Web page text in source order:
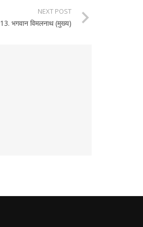
NEXT POST
13. भगवान विमलनाथ (मुख्य)